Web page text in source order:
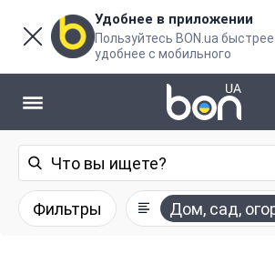
Удобнее в приложении
Пользуйтесь BON.ua
удобнее с мобильного
Фильтры Дом, сад,